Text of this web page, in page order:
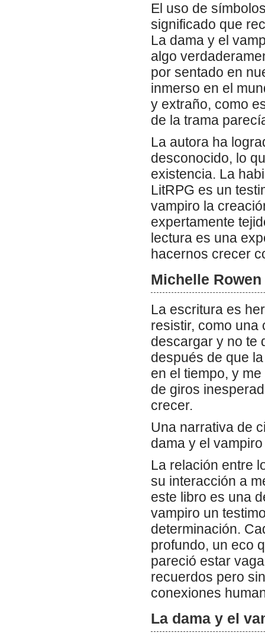
El uso de
significado que
La dama y el
algo
por sentado en
inmerso en el
y extraño, como
de la trama
La autora ha
desconocido, lo
existencia. La
LitRPG es un
vampiro la
expertamente
lectura es una
hacernos crecer
Michelle
La escritura es
resistir, como una
descargar y no te
después de que
en el tiempo, y
de giros
crecer.
Una narrativa de
dama y el
La relación entre
su interacción a
este libro es una
vampiro un
determinación.
profundo, un eco
pareció estar
recuerdos pero
conexiones
La dama y el